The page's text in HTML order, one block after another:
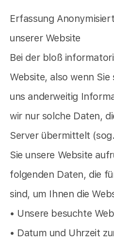
Erfassung
unserer Website
Bei der bloß
Website, also wenn
uns anderweitig
wir nur solche Daten,
Server übermittelt
Sie unsere Website
folgenden Daten, die
sind, um Ihnen die
• Unsere besuchte
• Datum und Uhrzeit